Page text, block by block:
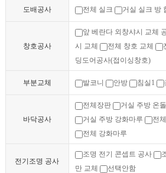
도배공사 전체 실크 거실 실크 방
창호공사
앞 베란다 외창샤시 교체
시 교체
전체 창호 교체
딩도어공사(접이싱창호)
부분교체 발코니 안방 침실1
바닥공사
전체장판
거실 주방 온
거실 주방 강화마루
전
전체 강화마루
전기조명 공사
조명 전기 콘셉트 공사
만 교체
선택안함